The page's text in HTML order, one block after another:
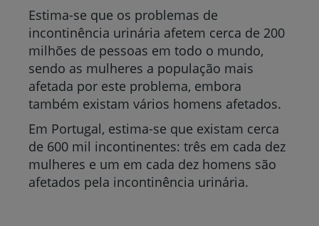
Estima-se que os problemas de
incontinência urinária afetem cerca de 200
milhões de pessoas em todo o mundo,
sendo as mulheres a população mais
afetada por este problema, embora
também existam vários homens afetados.
Em Portugal, estima-se que existam cerca
de 600 mil incontinentes: três em cada dez
mulheres e um em cada dez homens são
afetados pela incontinência urinária.